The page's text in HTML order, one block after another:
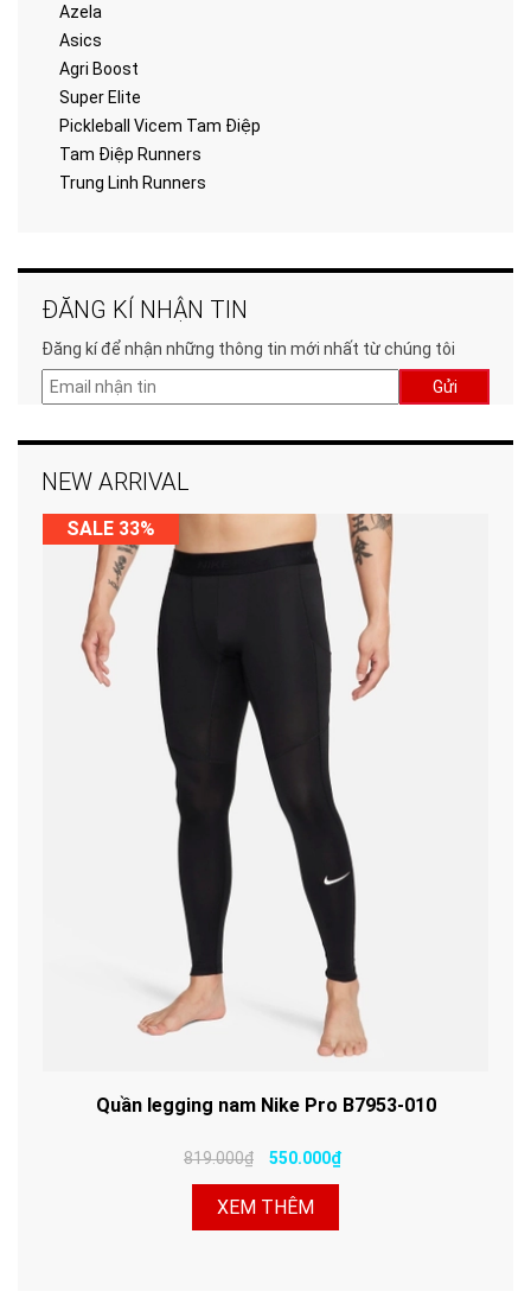
Azela
Asics
Agri Boost
Super Elite
Pickleball Vicem Tam Điệp
Tam Điệp Runners
Trung Linh Runners
ĐĂNG KÍ NHẬN TIN
Đăng kí để nhận những thông tin mới nhất từ chúng tôi
Gửi
NEW ARRIVAL
SALE 33%
Quần legging nam Nike Pro B7953-010
819.000₫ 550.000₫
XEM THÊM